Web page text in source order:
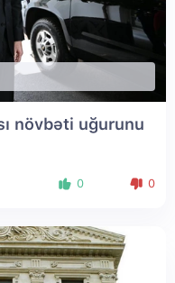
növbəti uğurunu
0 0